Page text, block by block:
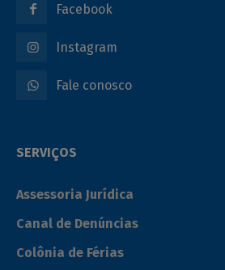
Facebook
Instagram
Fale conosco
SERVIÇOS
Assessoria Jurídica
Canal de Denúncias
Colônia de Férias